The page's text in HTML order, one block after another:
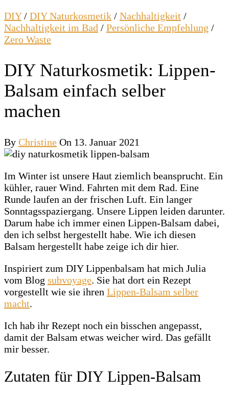
DIY/ DIY Naturkosmetik / Nachhaltigkeit /
Nachhaltigkeit im Bad / Persönliche Empfehlung /
Zero Waste
DIY Naturkosmetik: Lippen-
Balsam einfach selber
machen
By Christine On 13. Januar 2021
Im Winter ist unsere Haut ziemlich beansprucht. Ein
kühler, rauer Wind. Fahrten mit dem Rad. Eine
Runde laufen an der frischen Luft. Ein langer
Sonntagsspaziergang. Unsere Lippen leiden darunter.
Darum habe ich immer einen Lippen-Balsam dabei,
den ich selbst hergestellt habe. Wie ich diesen
Balsam hergestellt habe zeige ich dir hier.
Inspiriert zum DIY Lippenbalsam hat mich Julia
vom Blog subvoyage. Sie hat dort ein Rezept
vorgestellt wie sie ihren Lippen-Balsam selber
macht.
Ich hab ihr Rezept noch ein bisschen angepasst,
damit der Balsam etwas weicher wird. Das gefällt
mir besser.
Zutaten für DIY Lippen-Balsam